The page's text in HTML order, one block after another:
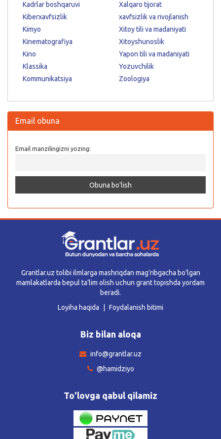
Kadrlar boshqaruvi
Kiberxavfsizlik
Kimyo
Kinematografiya
Kino
Klassika
Kommunikatsiya
Xalqaro tijorat
xavfsizlik va rivojlanish
Xitoy tili va madaniyati
Xitoyshunoslik
Yapon tili va madaniyati
Yozuvchilik
Zoologiya
Email obuna
Email manzilingizni yozing:
Grantlar.uz tolibi ilmlarga mashriqdan mag’ribgacha bo’lgan
mamlakatlarda bepul ta’lim olish uchun grant topishda yordam
beradi.
Loyiha haqida
Foydalanish bitimi
Biz bilan aloqa
info@grantlar.uz
@hamidziyo
To'lovga qabul qilamiz